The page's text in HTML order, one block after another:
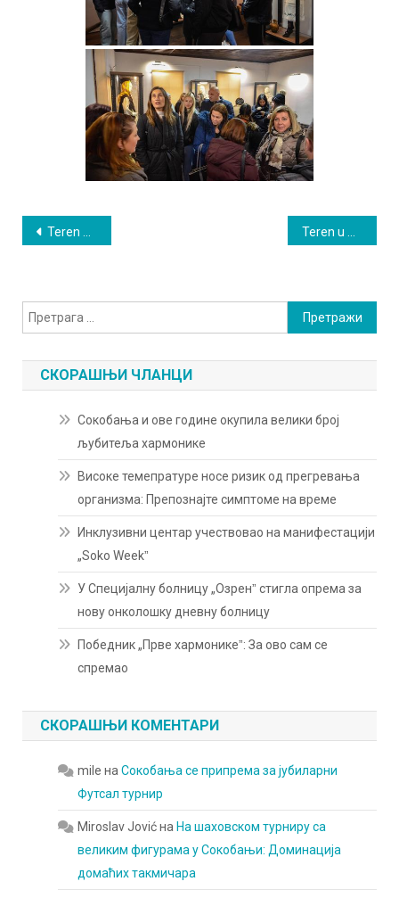
Кретање
Teren kod skola 23
Претрага
за:
СКОРАШЊИ ЧЛАНЦИ
Сокобања и ове године окупила велики број
љубитеља хармонике
Високе темепратуре носе ризик од прегревања
организма: Препознајте симптоме на време
Инклузивни центар учествовао на манифестацији
„Soko Weekˮ
У Специјалну болницу „Озренˮ стигла опрема за
нову онколошку дневну болницу
Победник „Прве хармоникеˮ: За ово сам се
спремао
СКОРАШЊИ КОМЕНТАРИ
mile наСокобања се припрема за јубиларни
Футсал турнир
Miroslav Jovićна На шаховском турниру са
великим фигурама у Сокобањи: Доминација
домаћих такмичара